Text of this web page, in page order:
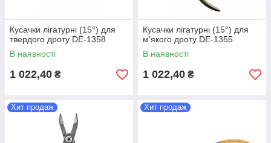
Кусачки лігатурні (15°) для
твердого дроту DE-1358
В наявності
1 022,40 ₴
Кусачки лігатурні (15°) для
м'якого дроту DE-1355
В наявності
1 022,40 ₴
Хит продаж Хит продаж